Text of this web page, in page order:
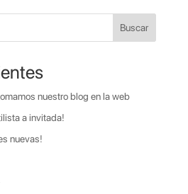
Buscar
nuestro blog en la web
a invitada!
nuevas!